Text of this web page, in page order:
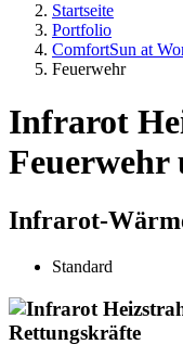
Startseite
Portfolio
ComfortSun at
Feuerwehr
Infrarot
Feuerwehr
Infrarot-
Standard